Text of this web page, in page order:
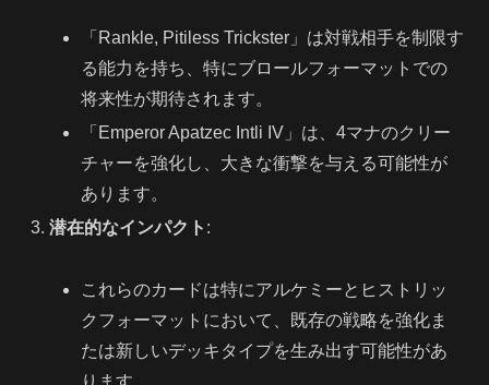
「Rankle, Pitiless Trickster」は対戦相手を制限す
る能力を持ち、特にブロールフォーマットでの
将来性が期待されます。
「Emperor Apatzec Intli IV」は、4マナのクリー
チャーを強化し、大きな衝撃を与える可能性が
あります。
潜在的なインパクト :
これらのカードは特にアルケミーとヒストリッ
クフォーマットにおいて、既存の戦略を強化ま
たは新しいデッキタイプを生み出す可能性があ
ります。